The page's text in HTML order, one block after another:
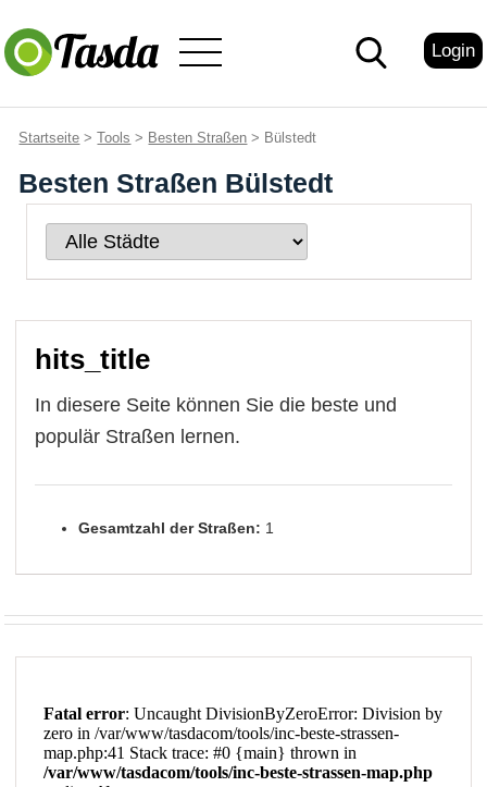
Login
Startseite >Tools > Besten Straßen > Bülstedt
Besten Straßen Bülstedt
hits_title
In diesere Seite können Sie die beste und
populär Straßen lernen.
Gesamtzahl der Straßen: 1